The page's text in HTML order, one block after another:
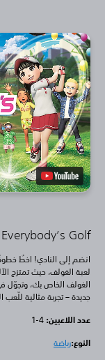
Everybody’s Golf
انضم إلى النادي! اخطُ
لعبة الغولف، حيث تمتزج
الغولف الخاص بك، وتجوّل
جديدة – تجربة مثالية للّعب
عدد اللاعبين: ‏1-4
النوع:رياضة